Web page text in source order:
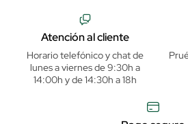
Atención al cliente
Horario telefónico y chat de
lunes a viernes de 9:30h a
14:00h y de 14:30h a 18h